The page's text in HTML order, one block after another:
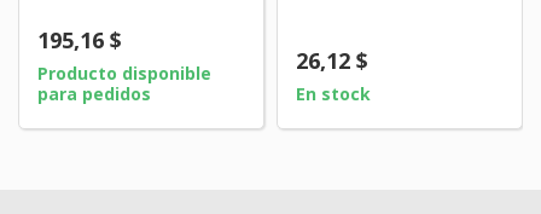
195,16 $
Producto disponible
para pedidos
26,12 $
En stock